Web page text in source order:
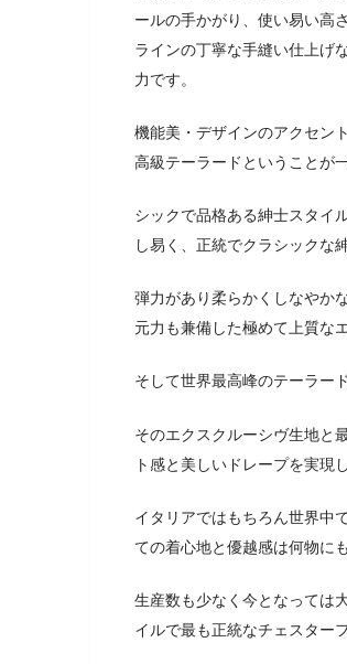
ールの手かがり、使い易い高
ラインの丁寧な手縫い仕上げ
力です。
機能美・デザインのアクセン
高級テーラードということが
シックで品格ある紳士スタイ
し易く、正統でクラシックな
弾力があり柔らかくしなやか
元力も兼備した極めて上質な
そして世界最高峰のテーラー
そのエクスクルーシヴ生地と
ト感と美しいドレープを実現
イタリアではもちろん世界中
ての着心地と優越感は何物に
生産数も少なく今となっては
イルで最も正統なチェスター